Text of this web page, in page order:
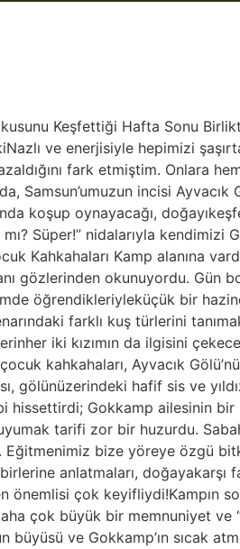
Keşfettiği Hafta Sonu
ve enerjisiyle hepimizi
fark etmiştim. Onlara
Samsun’umuzun incisi Ayvacık
koşup oynayacağı,
Süper!” nidalarıyla kendimizi
Kamp alanına
gözlerinden okunuyordu. Gün
öğrendikleriyleküçük bir
farklı kuş türlerini
iki kızımın da ilgisini
kahkahaları, Ayvacık
gölünüzerindeki hafif sis ve
Gokkamp ailesinin bir
tarifi zor bir huzurdu.
Eğitmenimiz bize yöreye özgü
anlatmaları, doğayakarşı
çok keyifliydi!Kampın
çok büyük bir memnuniyet ve
büyüsü ve Gokkamp’ın sıcak